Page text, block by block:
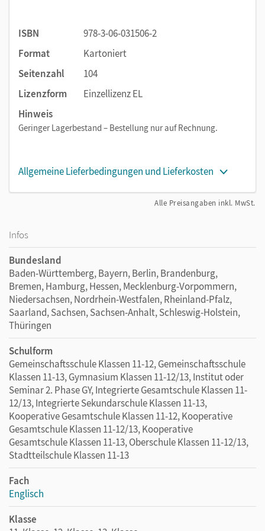
ISBN
978-3-06-031506-2
Format
Kartoniert
Seitenzahl
104
Lizenzform
Einzellizenz EL
Hinweis
Geringer Lagerbestand – Bestellung nur auf Rechnung.
Allgemeine Lieferbedingungen und Lieferkosten
Alle Preisangaben inkl. MwSt.
Infos
Bundesland
Baden-Württemberg, Bayern, Berlin, Brandenburg,
Bremen, Hamburg, Hessen, Mecklenburg-Vorpommern,
Niedersachsen, Nordrhein-Westfalen, Rheinland-Pfalz,
Saarland, Sachsen, Sachsen-Anhalt, Schleswig-Holstein,
Thüringen
Schulform
Gemeinschaftsschule Klassen 11-12, Gemeinschaftsschule
Klassen 11-13, Gymnasium Klassen 11-12/13, Institut oder
Seminar 2. Phase GY, Integrierte Gesamtschule Klassen 11-
12/13, Integrierte Sekundarschule Klassen 11-13,
Kooperative Gesamtschule Klassen 11-12, Kooperative
Gesamtschule Klassen 11-12/13, Kooperative
Gesamtschule Klassen 11-13, Oberschule Klassen 11-12/13,
Stadtteilschule Klassen 11-13
Fach
Englisch
Klasse